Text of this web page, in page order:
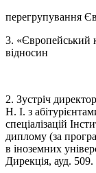
перегрупування
3. «Європейський
відносин
2. Зустріч
Н. І. з
спеціалізацій
диплому (за
в іноземних
Дирекція, ауд. 509.